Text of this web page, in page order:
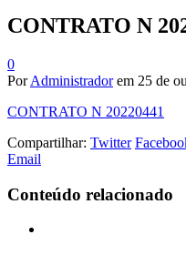
CONTRATO N
0
PorAdministrador em 25 de
CONTRATO N 20220441
Compartilhar: Twitter
Email
Conteúdo relacionado